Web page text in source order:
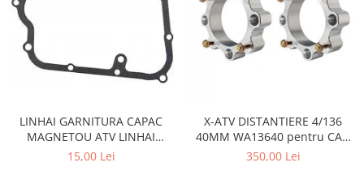
LINHAI GARNITURA CAPAC
MAGNETOU ATV LINHAI
260/300/400 - 23617
15,00 Lei
X-ATV DISTANTIERE 4/136
40MM WA13640 pentru CAN
AM
350,00 Lei